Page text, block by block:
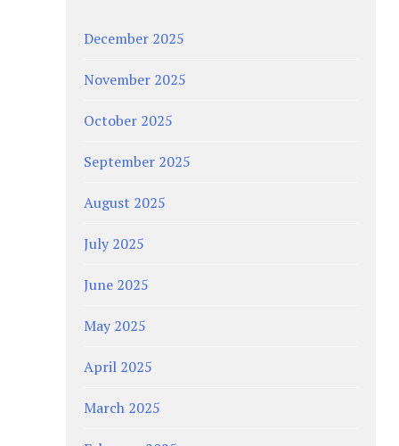
December 2025
November 2025
October 2025
September 2025
August 2025
July 2025
June 2025
May 2025
April 2025
March 2025